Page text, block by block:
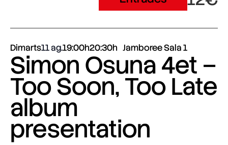
Dimarts11 ag.19:00h20:30h Jamboree Sala 1
Simon Osuna 4et –
Too Soon, Too Late
album
presentation